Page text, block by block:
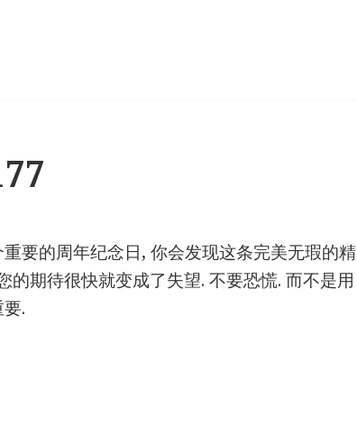
要的周年纪念日, 你会发现这条完美无瑕的精
期待很快就变成了失望. 不要恐慌. 而不是用
.